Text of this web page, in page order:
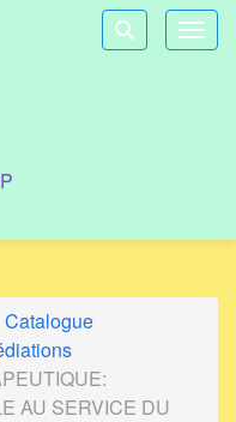
Rechercher
Catalogue
AU SERVICE DU